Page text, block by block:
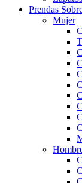
Prendas
Mujer